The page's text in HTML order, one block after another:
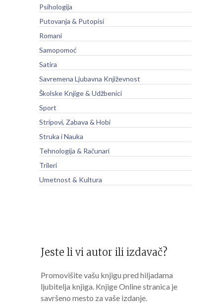
Psihologija
Putovanja & Putopisi
Romani
Samopomoć
Satira
Savremena Ljubavna Književnost
Školske Knjige & Udžbenici
Sport
Stripovi, Zabava & Hobi
Struka i Nauka
Tehnologija & Računari
Trileri
Umetnost & Kultura
Jeste li vi autor ili izdavač?
Promovišite vašu knjigu pred hiljadama
ljubitelja knjiga. Knjige Online stranica je
savršeno mesto za vaše izdanje.